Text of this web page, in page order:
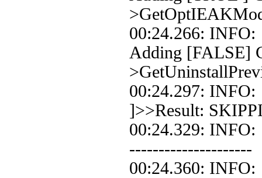
00:24.266:
Adding [FALSE]
00:24.297:
]>>Result:
00:24.329:
---------------------
00:24.360: INFO: